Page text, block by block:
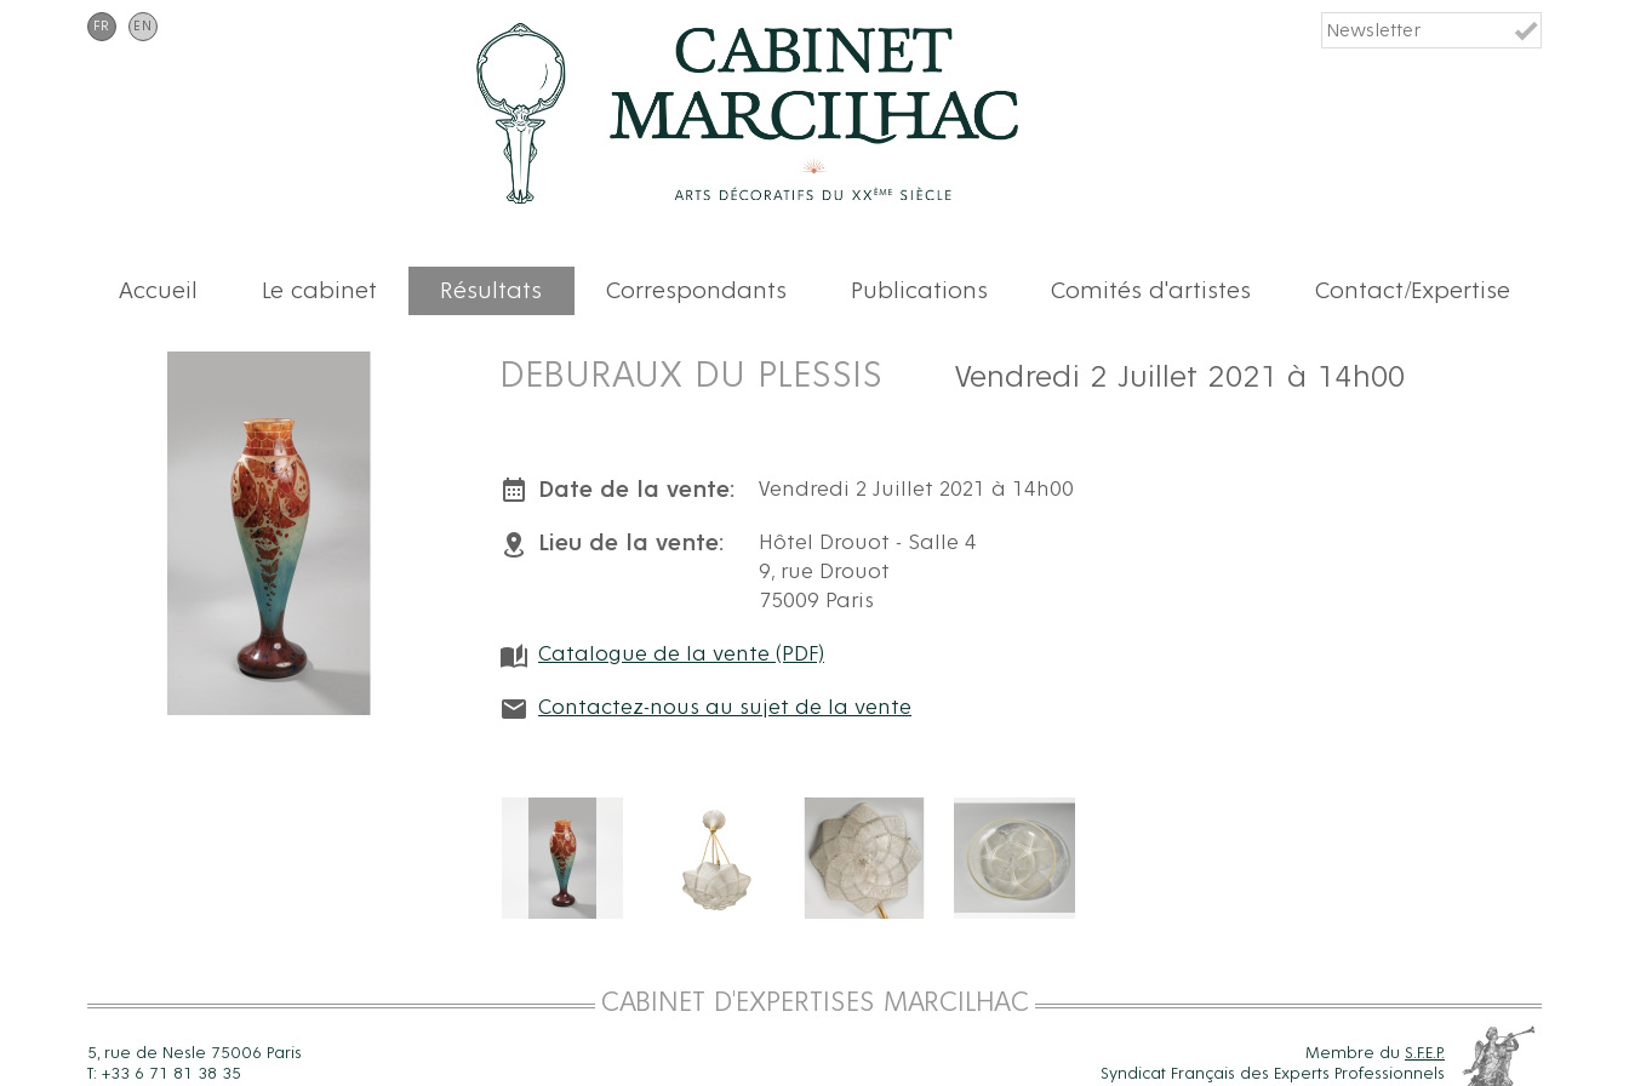
FR EN
Accueil Le cabinet Résultats Correspondants Publications Comités d'artistes Contact/Expertise
DEBURAUX DU PLESSIS Vendredi 2 Juillet 2021 à 14h00
Date de la vente: Vendredi 2 Juillet 2021 à 14h00
Lieu de la vente:
Hôtel Drouot - Salle 4
9, rue Drouot
75009 Paris
Catalogue de la vente (PDF)
Contactez-nous au sujet de la vente
CABINET D'EXPERTISES MARCILHAC
5, rue de Nesle 75006 Paris
T: +33 6 71 81 38 35
Membre du S.F.E.P.
Syndicat Français des Experts Professionnels